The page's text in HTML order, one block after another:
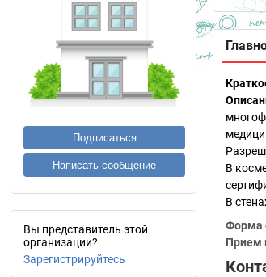
Подписаться
Написать сообщение
Вы представитель этой
организации?
Зарегистрируйтесь
В
В
Форма
Прием